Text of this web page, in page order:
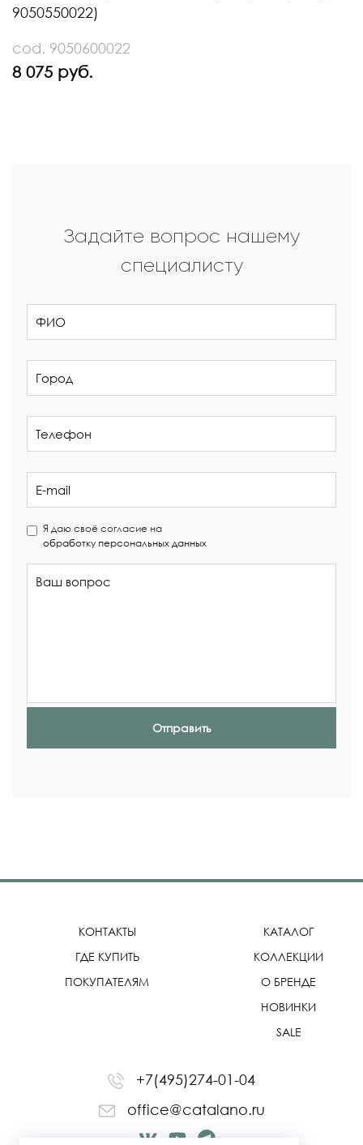
9050550022)
cod. 9050600022
8 075 руб.
Задайте вопрос нашему
специалисту
Я даю своё согласие на
обработку персональных данных
Отправить
КОНТАКТЫ
ГДЕ КУПИТЬ
ПОКУПАТЕЛЯМ
КАТАЛОГ
КОЛЛЕКЦИИ
О БРЕНДЕ
НОВИНКИ
SALE
+7(495)274-01-04
office@catalano.ru